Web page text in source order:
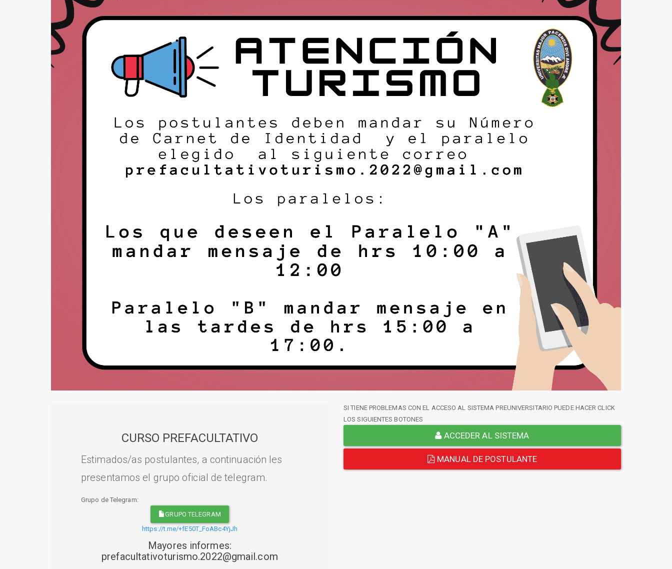
CURSO PREFACULTATIVO
Estimados/as postulantes, a continuación les
presentamos el grupo oficial de telegram.
Grupo de Telegram:
GRUPO TELEGRAM
https://t.me/+fE50T_FoABc4YjJh
Mayores informes:
prefacultativoturismo.2022@gmail.com
SI TIENE PROBLEMAS CON EL ACCESO AL SISTEMA PREUNIVERSITARIO PUEDE HACER CLICK
LOS SIGUIENTES BOTONES
ACCEDER AL SISTEMA
MANUAL DE POSTULANTE